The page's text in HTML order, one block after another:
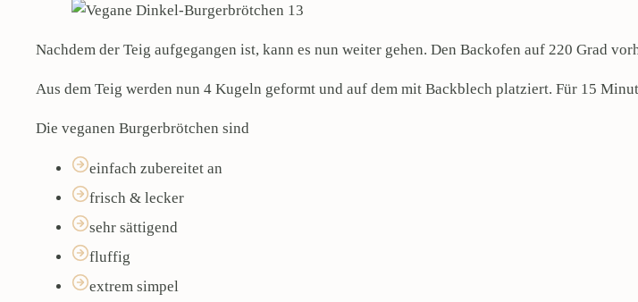
Nachdem der Teig aufgegangen ist, kann es nun weiter gehen. Den Backofen auf 220 Grad
Aus dem Teig werden nun 4 Kugeln geformt und auf dem mit Backblech platziert. Für 15
Die veganen Burgerbrötchen sind
einfach zubereitet an
frisch & lecker
sehr sättigend
fluffig
extrem simpel